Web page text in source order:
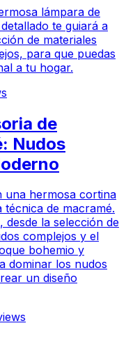
lámpara de
te guiará a
de materiales
para que puedas
a tu hogar.
de
Nudos
una hermosa cortina
de macramé.
desde la selección de
complejos y el
bohemio y
dominar los nudos
un diseño